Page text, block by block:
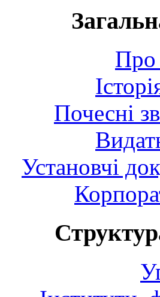
Про
Почесні
Установчі